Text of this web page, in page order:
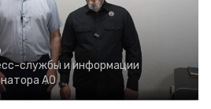
службы и информации
АО